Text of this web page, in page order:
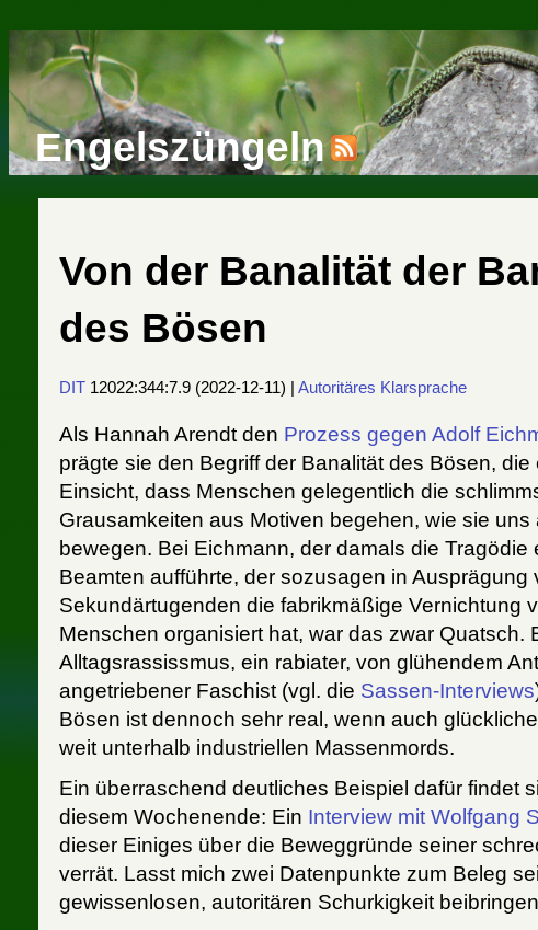
Engelszüngeln
Von der Banalität der
des Bösen
DIT 12022:344:7.9 (2022-12-11) |Autoritäres Klarsprache
Als Hannah Arendt den Prozess gegen Adolf
prägte sie den Begriff der Banalität des Bösen,
Einsicht, dass Menschen gelegentlich die
Grausamkeiten aus Motiven begehen, wie sie uns
bewegen. Bei Eichmann, der damals die Tragödie
Beamten aufführte, der sozusagen in Ausprägung
Sekundärtugenden die fabrikmäßige Vernichtung
Menschen organisiert hat, war das zwar Quatsch.
Alltagsrassissmus, ein rabiater, von glühendem
angetriebener Faschist (vgl. die Sassen-Interviews
Bösen ist dennoch sehr real, wenn auch
weit unterhalb industriellen Massenmords.
Ein überraschend deutliches Beispiel dafür findet
diesem Wochenende: Ein Interview mit Wolfgang
dieser Einiges über die Beweggründe seiner
verrät. Lasst mich zwei Datenpunkte zum Beleg
gewissenlosen, autoritären Schurkigkeit